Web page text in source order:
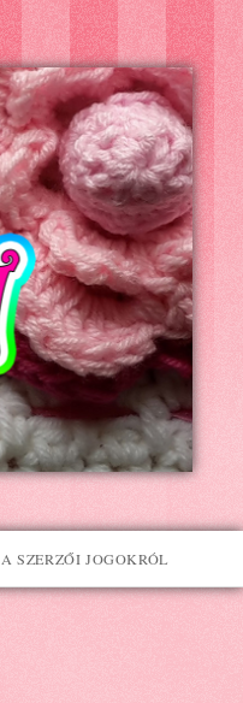
A SZERZŐI JOGOKRÓL